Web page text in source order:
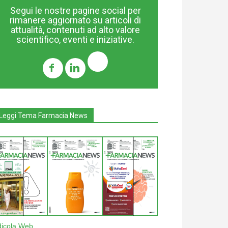
Segui le nostre pagine social per
rimanere aggiornato su articoli di
attualità, contenuti ad alto valore
scientifico, eventi e iniziative.
Tema Farmacia News
Web